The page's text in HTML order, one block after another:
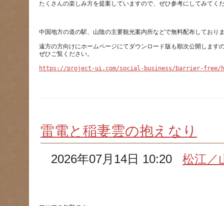
遠方の方向けにホームページにてダウンロード版も順次公開します
https://project-ui.com/social-business/barrier-
雷電と稲妻雲の抱えなり
2026年07月14日 10:20松江／